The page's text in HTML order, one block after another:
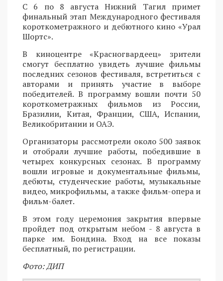
С 6 по 8 августа Нижний Тагил примет
финальный этап Международного фестиваля
короткометражного и дебютного кино «Урал
Шортс».
В киноцентре «Красногвардеец» зрители
смогут бесплатно увидеть лучшие фильмы
последних сезонов фестиваля, встретиться с
авторами и принять участие в выборе
победителей. В программу вошли почти 50
короткометражных фильмов из России,
Бразилии, Китая, Франции, США, Испании,
Великобритании и ОАЭ.
Организаторы рассмотрели около 500 заявок
и отобрали лучшие работы, победившие в
четырех конкурсных сезонах. В программу
вошли игровые и документальные фильмы,
дебюты, студенческие работы, музыкальные
видео, микрофильмы, а также фильм-опера и
фильм-балет.
В этом году церемония закрытия впервые
пройдет под открытым небом - 8 августа в
парке им. Бондина. Вход на все показы
бесплатный, по регистрации.
Фото: ДИП